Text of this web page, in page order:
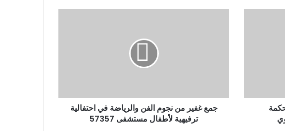
جمع غفير من نجوم الفن والرياضة في احتفالية
ترفيهية لأطفال مستشفى 57357